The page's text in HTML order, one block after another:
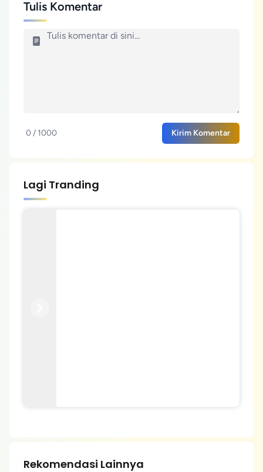
Tulis Komentar
0 / 1000 Kirim Komentar
Lagi Tranding
Rekomendasi Lainnya